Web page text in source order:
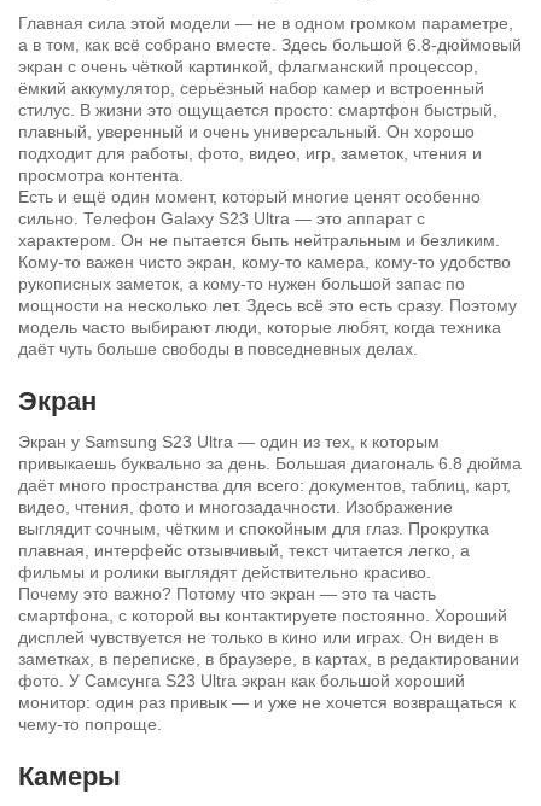
Главная сила этой модели — не в одном громком параметре,
а в том, как всё собрано вместе. Здесь большой 6.8-дюймовый
экран с очень чёткой картинкой, флагманский процессор,
ёмкий аккумулятор, серьёзный набор камер и встроенный
стилус. В жизни это ощущается просто: смартфон быстрый,
плавный, уверенный и очень универсальный. Он хорошо
подходит для работы, фото, видео, игр, заметок, чтения и
просмотра контента.
Есть и ещё один момент, который многие ценят особенно
сильно. Телефон Galaxy S23 Ultra — это аппарат с
характером. Он не пытается быть нейтральным и безликим.
Кому-то важен чисто экран, кому-то камера, кому-то удобство
рукописных заметок, а кому-то нужен большой запас по
мощности на несколько лет. Здесь всё это есть сразу. Поэтому
модель часто выбирают люди, которые любят, когда техника
даёт чуть больше свободы в повседневных делах.
Экран
Экран у Samsung S23 Ultra — один из тех, к которым
привыкаешь буквально за день. Большая диагональ 6.8 дюйма
даёт много пространства для всего: документов, таблиц, карт,
видео, чтения, фото и многозадачности. Изображение
выглядит сочным, чётким и спокойным для глаз. Прокрутка
плавная, интерфейс отзывчивый, текст читается легко, а
фильмы и ролики выглядят действительно красиво.
Почему это важно? Потому что экран — это та часть
смартфона, с которой вы контактируете постоянно. Хороший
дисплей чувствуется не только в кино или играх. Он виден в
заметках, в переписке, в браузере, в картах, в редактировании
фото. У Самсунга S23 Ultra экран как большой хороший
монитор: один раз привык — и уже не хочется возвращаться к
чему-то попроще.
Камеры